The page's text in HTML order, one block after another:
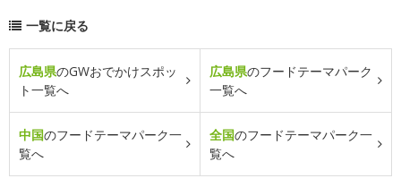
一覧に戻る
広島県のGWおでかけスポッ
ト一覧へ
広島県のフードテーマパーク
一覧へ
中国のフードテーマパーク一
覧へ
全国のフードテーマパーク一
覧へ